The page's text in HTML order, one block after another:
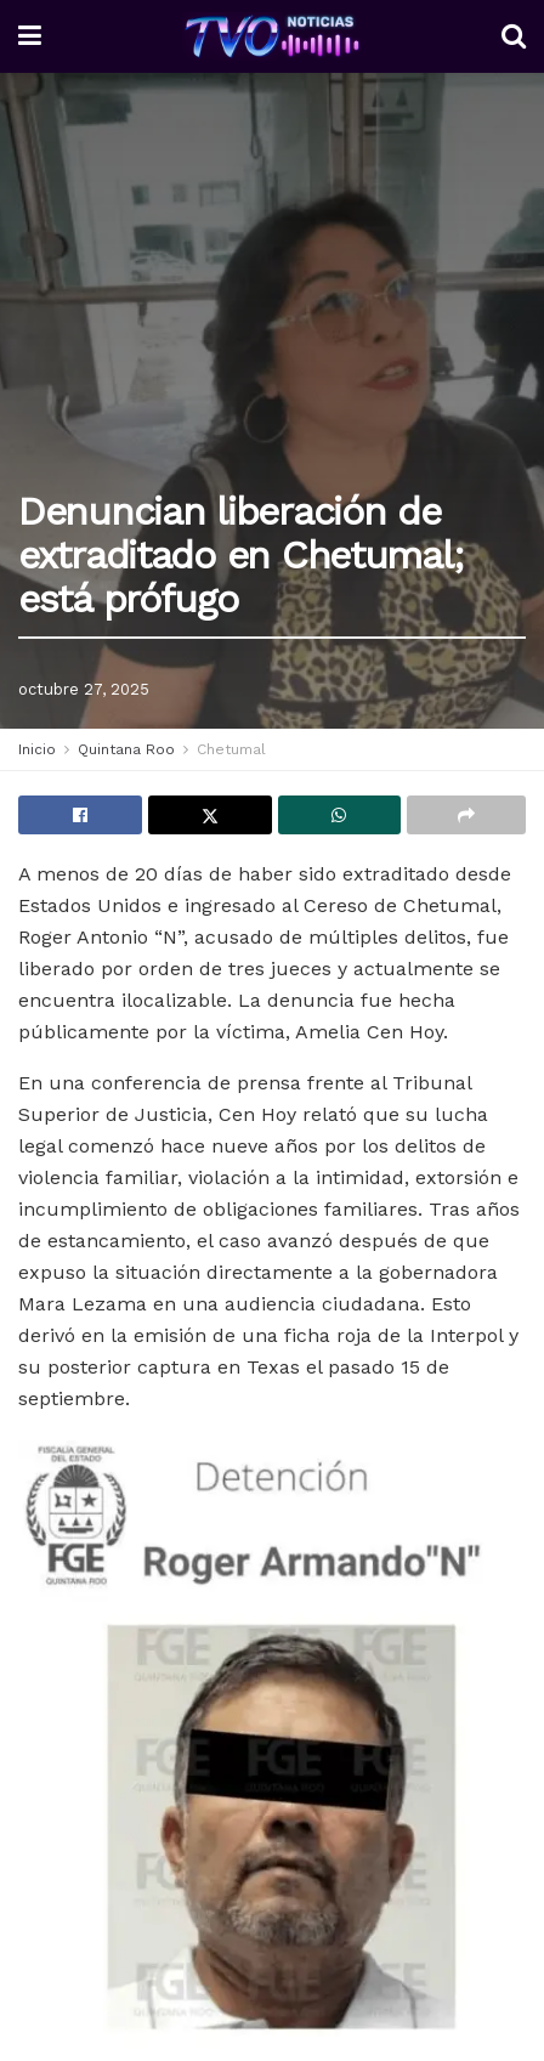
Denuncian liberación de
extraditado en Chetumal;
está prófugo
octubre 27, 2025
Inicio Quintana Roo Chetumal
A menos de 20 días de haber sido extraditado desde
Estados Unidos e ingresado al Cereso de Chetumal,
Roger Antonio “N”, acusado de múltiples delitos, fue
liberado por orden de tres jueces y actualmente se
encuentra ilocalizable. La denuncia fue hecha
públicamente por la víctima, Amelia Cen Hoy.
En una conferencia de prensa frente al Tribunal
Superior de Justicia, Cen Hoy relató que su lucha
legal comenzó hace nueve años por los delitos de
violencia familiar, violación a la intimidad, extorsión e
incumplimiento de obligaciones familiares. Tras años
de estancamiento, el caso avanzó después de que
expuso la situación directamente a la gobernadora
Mara Lezama en una audiencia ciudadana. Esto
derivó en la emisión de una ficha roja de la Interpol y
su posterior captura en Texas el pasado 15 de
septiembre.